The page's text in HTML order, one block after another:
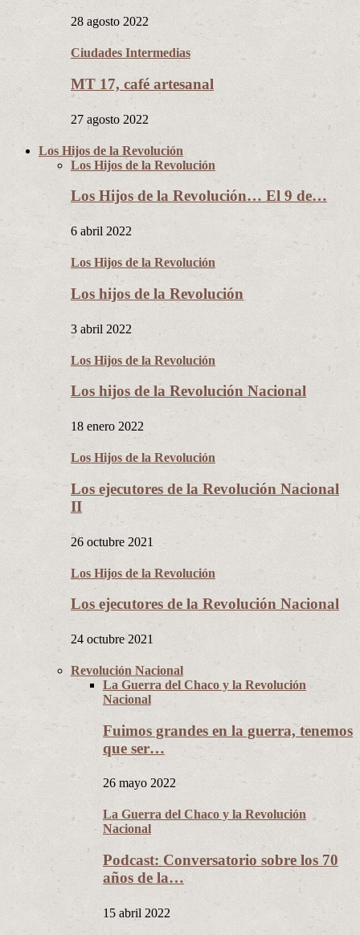
28 agosto 2022
Ciudades Intermedias
MT 17, café artesanal
27 agosto 2022
Los Hijos de la Revolución
Los Hijos de la Revolución
Los Hijos de la Revolución… El 9 de…
6 abril 2022
Los Hijos de la Revolución
Los hijos de la Revolución
3 abril 2022
Los Hijos de la Revolución
Los hijos de la Revolución Nacional
18 enero 2022
Los Hijos de la Revolución
Los ejecutores de la Revolución Nacional
II
26 octubre 2021
Los Hijos de la Revolución
Los ejecutores de la Revolución Nacional
24 octubre 2021
Revolución Nacional
La Guerra del Chaco y la Revolución
Nacional
Fuimos grandes en la guerra, tenemos
que ser…
26 mayo 2022
La Guerra del Chaco y la Revolución
Nacional
Podcast: Conversatorio sobre los 70
años de la…
15 abril 2022